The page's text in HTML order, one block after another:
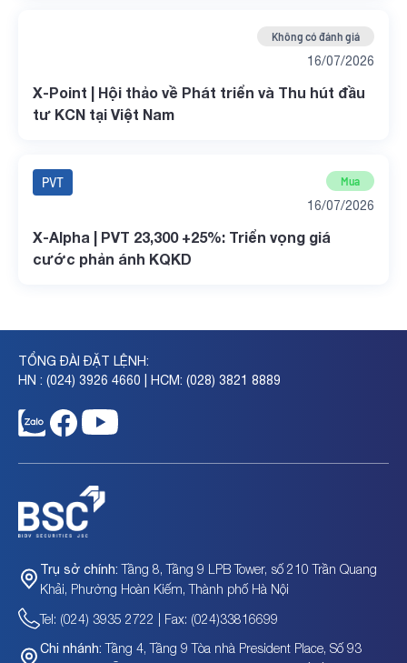
Không có đánh giá
16/07/2026
X-Point | Hội thảo về Phát triển và Thu hút đầu
tư KCN tại Việt Nam
PVT Mua
16/07/2026
X-Alpha | PVT 23,300 +25%: Triển vọng giá
cước phản ánh KQKD
TỔNG ĐÀI ĐẶT LỆNH:
HN : (024) 3926 4660 | HCM: (028) 3821 8889
Trụ sở chính: Tầng 8, Tầng 9 LPB Tower, số 210 Trần Quang
Khải, Phường Hoàn Kiếm, Thành phố Hà Nội
Tel: (024) 3935 2722 | Fax: (024)33816699
Chi nhánh: Tầng 4, Tầng 9 Tòa nhà President Place, Số 93